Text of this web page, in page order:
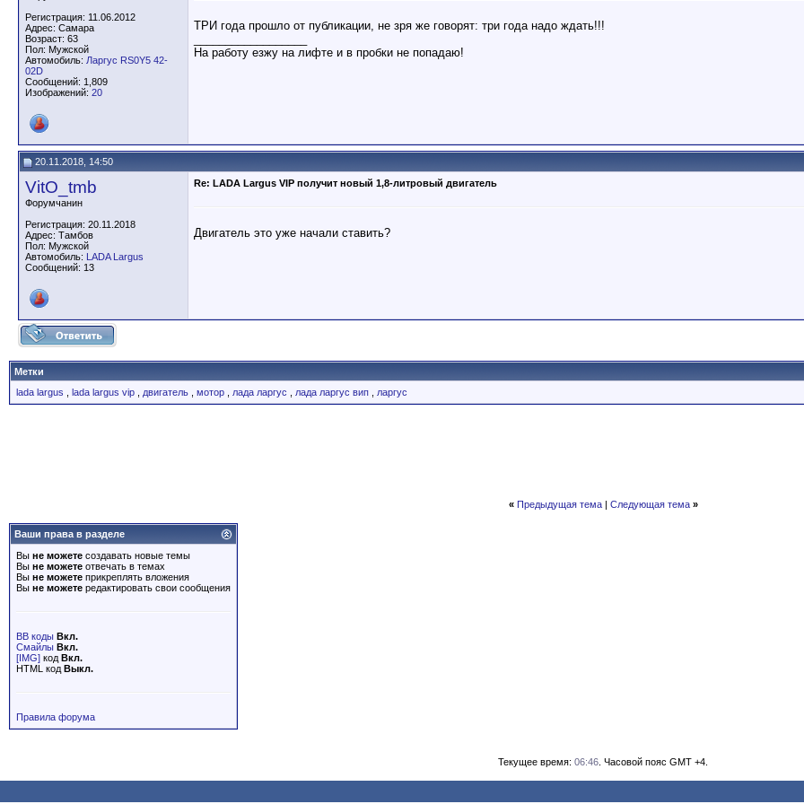
Регистрация: 11.06.2012
Адрес: Самара
Возраст: 63
Пол: Мужской
Автомобиль: Ларгус RS0Y5 42-
02D
Сообщений: 1,809
Изображений: 20
ТРИ года прошло от публикации, не зря же говорят: три года надо ждать!!!
На работу езжу на лифте и в пробки не попадаю!
20.11.2018, 14:50
VitO_tmb
Форумчанин
Регистрация: 20.11.2018
Адрес: Тамбов
Пол: Мужской
Автомобиль: LADA Largus
Сообщений: 13
Re: LADA Largus VIP получит новый 1,8-литровый двигатель
Двигатель это уже начали ставить?
Метки
lada largus
lada largus vip двигатель мотор лада ларгус лада ларгус вип ларгус
« Предыдущая тема| Следующая тема »
Ваши права в разделе
Вы не можете создавать новые темы
Вы не можете отвечать в темах
Вы не можете прикреплять вложения
Вы не можете редактировать свои сообщения
BB коды Вкл.
Смайлы Вкл.
[IMG] код Вкл.
HTML код Выкл.
Правила форума
Текущее время: 06:46 . Часовой пояс GMT +4.